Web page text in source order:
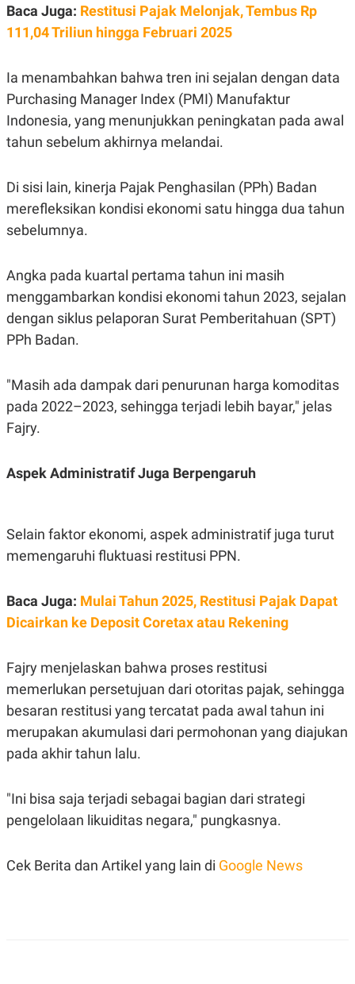
A
T
A
G
E
K
N
T
V
L
P
S
JARINGAN
K
O
N
A
N
A
D
M
Y
P
R
E
S
R
E
A
E
I
L
A
A
A
E
T
A
K
I
J
E
T
E
N
P
A
P
E
R
D
V
E
R
T
I
I
K
G
M
I
Baca Juga: Restitusi Pajak Melonjak, Tembus Rp
111,04 Triliun hingga Februari 2025
Ia menambahkan bahwa tren ini sejalan dengan data
Purchasing Manager Index (PMI) Manufaktur
Indonesia, yang menunjukkan peningkatan pada awal
tahun sebelum akhirnya melandai.
Di sisi lain, kinerja Pajak Penghasilan (PPh) Badan
merefleksikan kondisi ekonomi satu hingga dua tahun
sebelumnya.
Angka pada kuartal pertama tahun ini masih
menggambarkan kondisi ekonomi tahun 2023, sejalan
dengan siklus pelaporan Surat Pemberitahuan (SPT)
PPh Badan.
"Masih ada dampak dari penurunan harga komoditas
pada 2022–2023, sehingga terjadi lebih bayar," jelas
Fajry.
Aspek Administratif Juga Berpengaruh
Selain faktor ekonomi, aspek administratif juga turut
memengaruhi fluktuasi restitusi PPN.
Baca Juga: Mulai Tahun 2025, Restitusi Pajak Dapat
Dicairkan ke Deposit Coretax atau Rekening
Fajry menjelaskan bahwa proses restitusi
memerlukan persetujuan dari otoritas pajak, sehingga
besaran restitusi yang tercatat pada awal tahun ini
merupakan akumulasi dari permohonan yang diajukan
pada akhir tahun lalu.
"Ini bisa saja terjadi sebagai bagian dari strategi
pengelolaan likuiditas negara," pungkasnya.
Cek Berita dan Artikel yang lain di Google News